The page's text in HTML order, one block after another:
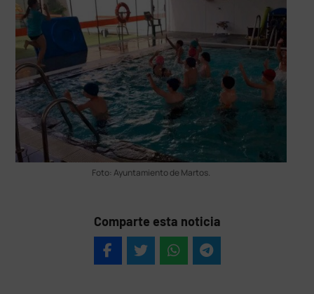
Foto: Ayuntamiento de Martos.
Comparte esta noticia